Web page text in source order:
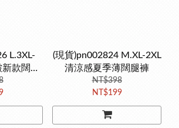
L.3XL-
款闊腿
(現貨)pn002824 M.XL-2XL
清涼感夏季薄闊腿褲
NT$398
NT$199